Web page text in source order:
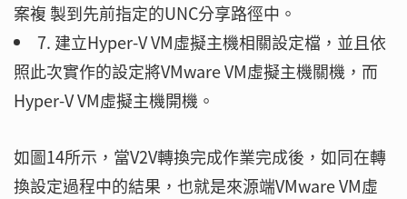
案複 製到先前指定的UNC分享路徑中。
7. 建立Hyper-V VM虛擬主機相關設定檔，並且依
照此次實作的設定將VMware VM虛擬主機關機，而
Hyper-V VM虛擬主機開機。
如圖14所示，當V2V轉換完成作業完成後，如同在轉
換設定過程中的結果，也就是來源端VMware VM虛